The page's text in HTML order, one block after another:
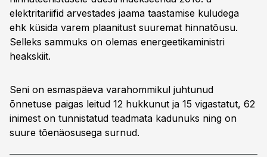
elektritariifid arvestades jaama taastamise kuludega
ehk küsida varem plaanitust suuremat hinnatõusu.
Selleks sammuks on olemas energeetikaministri
heakskiit.
Seni on esmaspäeva varahommikul juhtunud
õnnetuse paigas leitud 12 hukkunut ja 15 vigastatut, 62
inimest on tunnistatud teadmata kadunuks ning on
suure tõenäosusega surnud.